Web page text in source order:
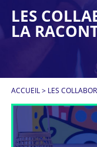
LES
LA
ACCUEIL> LES